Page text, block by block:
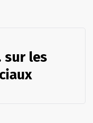
sur les